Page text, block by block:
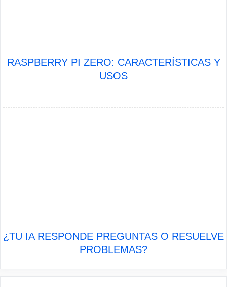
RASPBERRY PI ZERO: CARACTERÍSTICAS Y
USOS
¿TU IA RESPONDE PREGUNTAS O RESUELVE
PROBLEMAS?